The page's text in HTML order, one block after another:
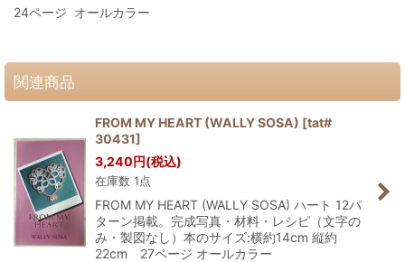
24ページ オールカラー
関連商品
FROM MY HEART (WALLY SOSA) [tat#
30431]
3,240円(税込)
在庫数 1点
FROM MY HEART (WALLY SOSA) ハート 12パ
ターン掲載。完成写真・材料・レシピ（文字の
み・製図なし）本のサイズ:横約14cm 縦約
22cm 27ページ オールカラー